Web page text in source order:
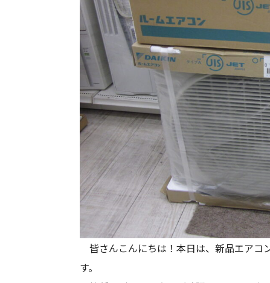
皆さんこんにちは！本日は、新品エアコ
す。